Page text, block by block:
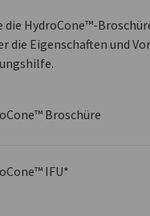
die HydroCone™-
die Eigenschaften und
Broschüre
IFU*